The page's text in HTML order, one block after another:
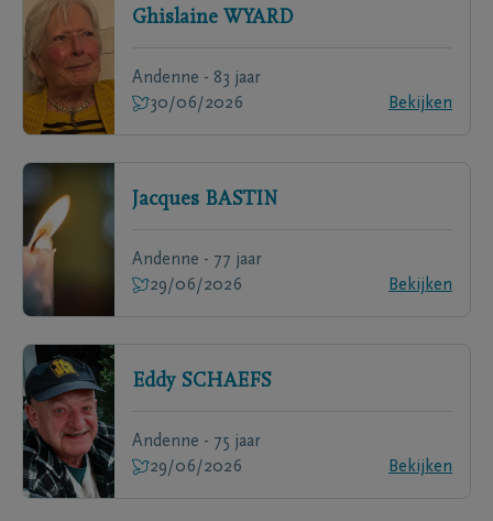
Ghislaine WYARD
Andenne - 83 jaar
30/06/2026
Bekijken
Jacques BASTIN
Andenne - 77 jaar
29/06/2026
Bekijken
Eddy SCHAEFS
Andenne - 75 jaar
29/06/2026
Bekijken